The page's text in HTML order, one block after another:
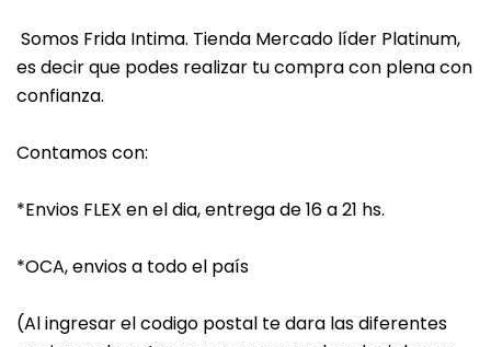
Somos Frida Intima. Tienda Mercado líder Platinum,
es decir que podes realizar tu compra con plena con
confianza.
Contamos con:
*Envios FLEX en el dia, entrega de 16 a 21 hs.
*OCA, envios a todo el país
(Al ingresar el codigo postal te dara las diferentes